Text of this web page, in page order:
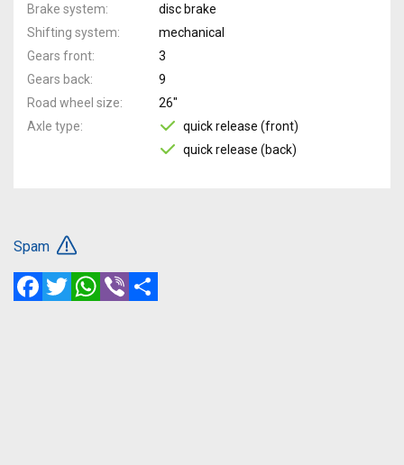
Brake system
disc brake
Shifting system
mechanical
Gears front
3
Gears back
9
Road wheel size
26"
Axle type
quick release (front)
quick release (back)
Spam
FacebookTwitterWhatsApp
Viber